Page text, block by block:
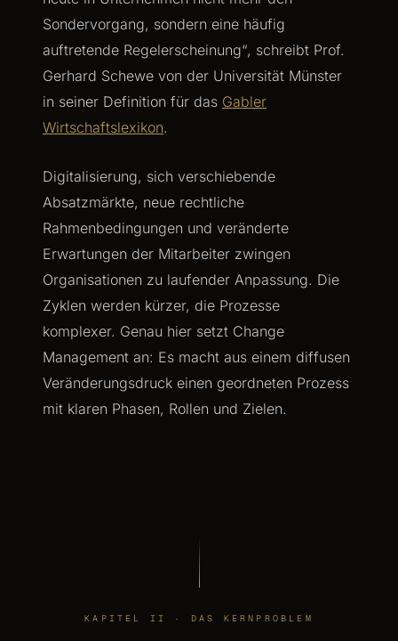
Sondervorgang, sondern eine häufig
auftretende Regelerscheinung“, schreibt Prof.
Gerhard Schewe von der Universität Münster
in seiner Definition für das Gabler
Wirtschaftslexikon.
Digitalisierung, sich verschiebende
Absatzmärkte, neue rechtliche
Rahmenbedingungen und veränderte
Erwartungen der Mitarbeiter zwingen
Organisationen zu laufender Anpassung. Die
Zyklen werden kürzer, die Prozesse
komplexer. Genau hier setzt Change
Management an: Es macht aus einem diffusen
Veränderungsdruck einen geordneten Prozess
mit klaren Phasen, Rollen und Zielen.
KAPITEL II · DAS KERNPROBLEM